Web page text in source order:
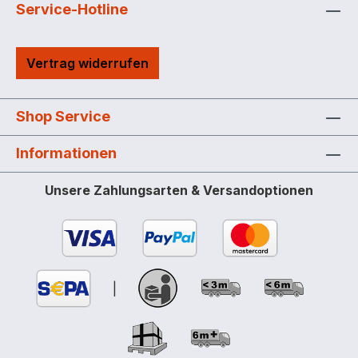
abschließbarem Pumpenschrank
Mit zwei Staplertaschen und Kranösen
Schutzring für Pumpenanlage Peilstab
Entlüftungsleitung R 1½", verschließbar
Befüllstutzen R 2", verschließbar DT 980
Ausführung hat keine Lagerzulassung: Bei
Verwendung als Lagertank ist immer eine
Auffangwanne vorzusehen.
Wiederkehrende Prüfung alle 2½ Jahre
(siehe ADR 6.5.4.4.1 b).
Service-Hotline
Vertrag widerrufen
Shop Service
Informationen
Unsere Zahlungsarten & Versandoptionen